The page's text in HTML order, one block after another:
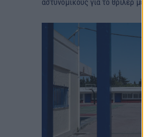
αστυνομικούς για το θρίλερ με